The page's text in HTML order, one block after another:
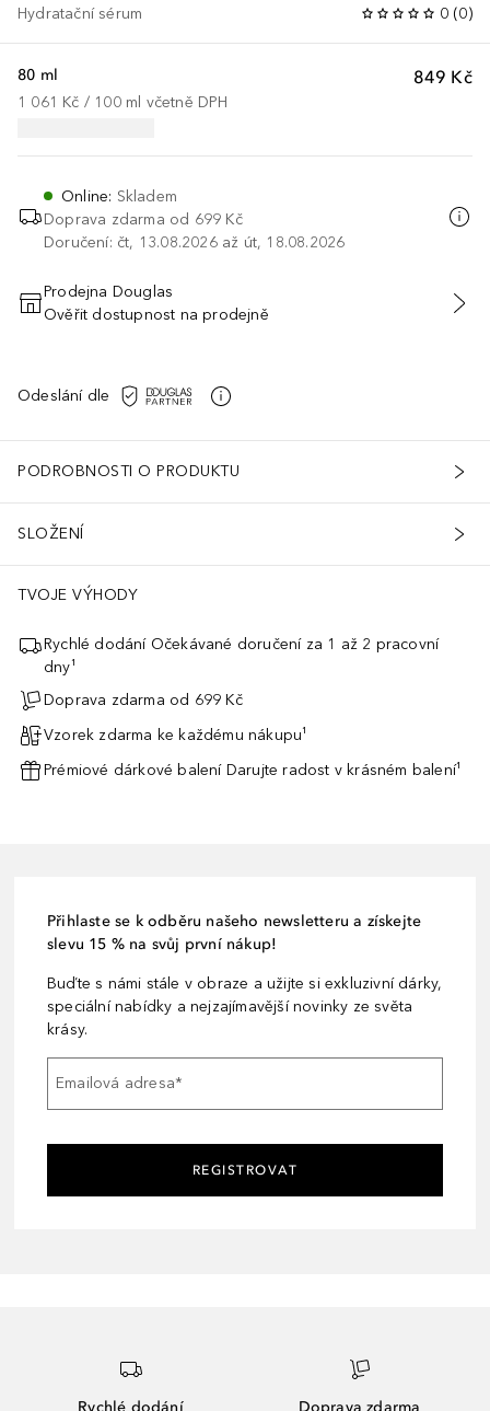
Hydratační sérum 0 (0)
849 Kč
80 ml
1 061 Kč / 100 ml včetně DPH
Online: Skladem
Doprava zdarma od 699 Kč
Doručení: čt, 13.08.2026 až út, 18.08.2026
PŘIDAT DO KOŠÍKU
Prodejna Douglas
Ověřit dostupnost na prodejně
Odeslání dle
PODROBNOSTI O PRODUKTU
SLOŽENÍ
TVOJE VÝHODY
Rychlé dodání Očekávané doručení za 1 až 2 pracovní
dny¹
Doprava zdarma od 699 Kč
Vzorek zdarma ke každému nákupu¹
Prémiové dárkové balení Darujte radost v krásném balení¹
Přihlaste se k odběru našeho newsletteru a získejte
slevu 15 % na svůj první nákup!
Buďte s námi stále v obraze a užijte si exkluzivní dárky,
speciální nabídky a nejzajímavější novinky ze světa
krásy.
Emailová adresa*
REGISTROVAT
Rychlé dodání Doprava zdarma